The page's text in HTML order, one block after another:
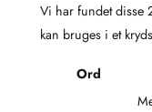
Vi har fundet disse
kan bruges i et
Ord